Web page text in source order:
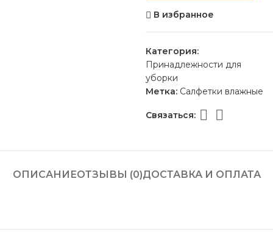
В избранное
Категория:
Принадлежности для
уборки
Метка: Салфетки влажные
Связаться:
ОПИСАНИЕОТЗЫВЫ (0)ДОСТАВКА И ОПЛАТА